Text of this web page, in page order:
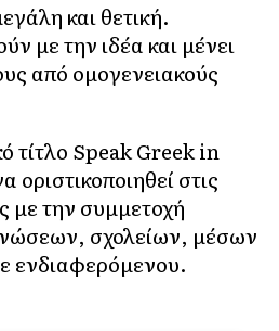
και θετική.
με την ιδέα και μένει
από ομογενειακούς
τίτλο Speak Greek in
στις
με την συμμετοχή
σχολείων, μέσων
ενδιαφερόμενου.